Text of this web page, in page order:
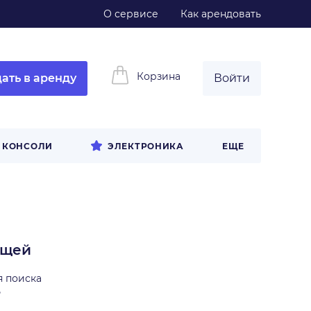
О сервисе Как арендовать
в аренду Корзина Войти
КОНСОЛИ ЭЛЕКТРОНИКА ЕЩЕ
поиска